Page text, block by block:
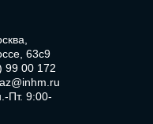
63с9
99 00 172
Пт. 9:00-